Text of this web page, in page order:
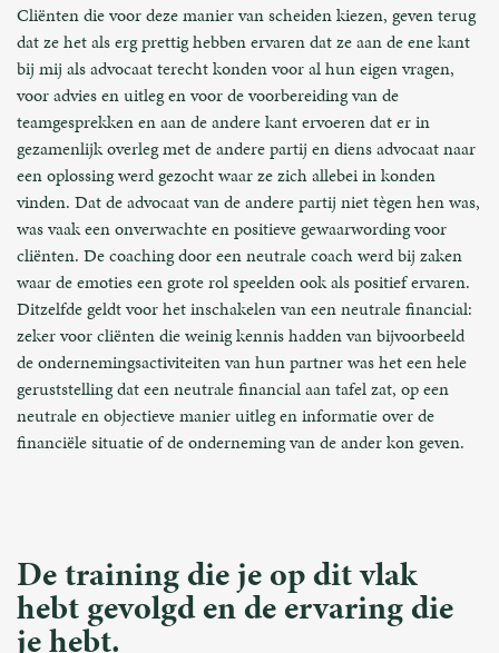
Cliënten die voor deze manier van scheiden kiezen, geven terug
dat ze het als erg prettig hebben ervaren dat ze aan de ene kant
bij mij als advocaat terecht konden voor al hun eigen vragen,
voor advies en uitleg en voor de voorbereiding van de
teamgesprekken en aan de andere kant ervoeren dat er in
gezamenlijk overleg met de andere partij en diens advocaat naar
een oplossing werd gezocht waar ze zich allebei in konden
vinden. Dat de advocaat van de andere partij niet tègen hen was,
was vaak een onverwachte en positieve gewaarwording voor
cliënten. De coaching door een neutrale coach werd bij zaken
waar de emoties een grote rol speelden ook als positief ervaren.
Ditzelfde geldt voor het inschakelen van een neutrale financial:
zeker voor cliënten die weinig kennis hadden van bijvoorbeeld
de ondernemingsactiviteiten van hun partner was het een hele
geruststelling dat een neutrale financial aan tafel zat, op een
neutrale en objectieve manier uitleg en informatie over de
financiële situatie of de onderneming van de ander kon geven.
De training die je op dit vlak
hebt gevolgd en de ervaring die
je hebt.